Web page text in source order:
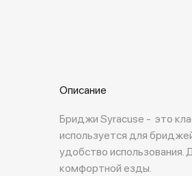
Описание
Бриджи Syracuse - это
используется для
удобство использования.
комфортной езды.